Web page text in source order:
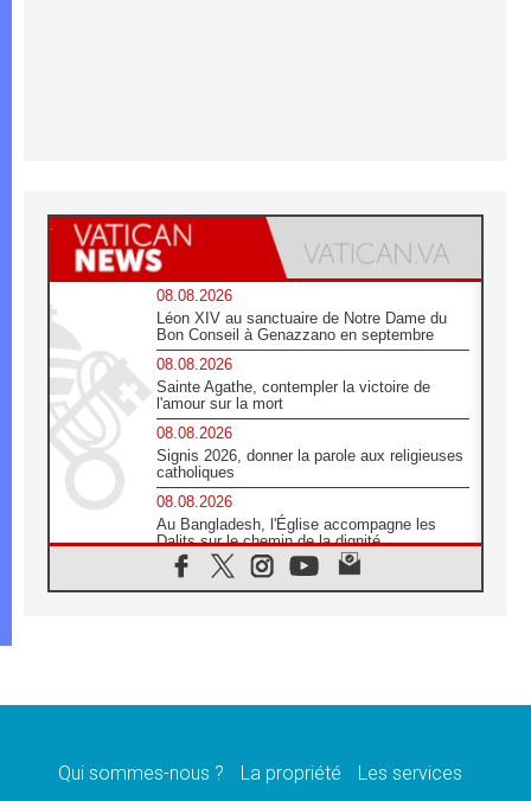
08.08.2026
Léon XIV au sanctuaire de Notre Dame du
Bon Conseil à Genazzano en septembre
08.08.2026
Sainte Agathe, contempler la victoire de
l'amour sur la mort
08.08.2026
Signis 2026, donner la parole aux religieuses
catholiques
08.08.2026
Au Bangladesh, l'Église accompagne les
Dalits sur le chemin de la dignité
07.08.2026
Philippines: le vicariat apostolique de
07.08.2026
07.08.2026
Qui sommes-nous ? La propriété Les services